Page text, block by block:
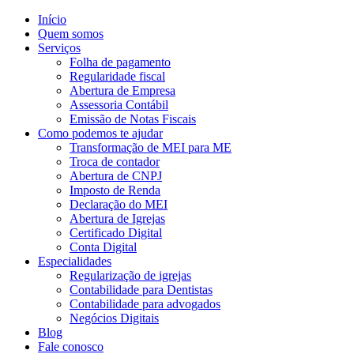
Início
Quem somos
Serviços
Folha de pagamento
Regularidade fiscal
Abertura de Empresa
Assessoria Contábil
Emissão de Notas Fiscais
Como podemos te ajudar
Transformação de MEI para ME
Troca de contador
Abertura de CNPJ
Imposto de Renda
Declaração do MEI
Abertura de Igrejas
Certificado Digital
Conta Digital
Especialidades
Regularização de igrejas
Contabilidade para Dentistas
Contabilidade para advogados
Negócios Digitais
Blog
Fale conosco